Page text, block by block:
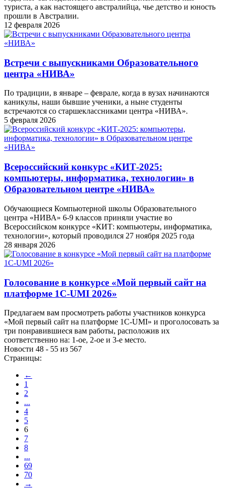
туриста, а как настоящего австралийца, чье детство и юность
прошли в Австралии.
12 февраля 2026
Встречи с выпускниками Образовательного
центра «НИВА»
По традиции, в январе – феврале, когда в вузах начинаются
каникулы, наши бывшие ученики, а ныне студенты
встречаются со старшеклассниками центра «НИВА».
5 февраля 2026
Всероссийский конкурс «КИТ-2025:
компьютеры, информатика, технологии» в
Образовательном центре «НИВА»
Обучающиеся Компьютерной школы Образовательного
центра «НИВА» 6-9 классов приняли участие во
Всероссийском конкурсе «КИТ: компьютеры, информатика,
технологии», который проводился 27 ноября 2025 года
28 января 2026
Голосование в конкурсе «Мой первый сайт на
платформе 1C-UMI 2026»
Предлагаем вам просмотреть работы участников конкурса
«Мой первый сайт на платформе 1C-UMI» и проголосовать за
три понравившиеся вам работы, расположив их
соответственно на: 1-ое, 2-ое и 3-е место.
Новости 48 - 55 из 567
Страницы:
←
1
2
...
4
5
6
7
8
...
69
70
→